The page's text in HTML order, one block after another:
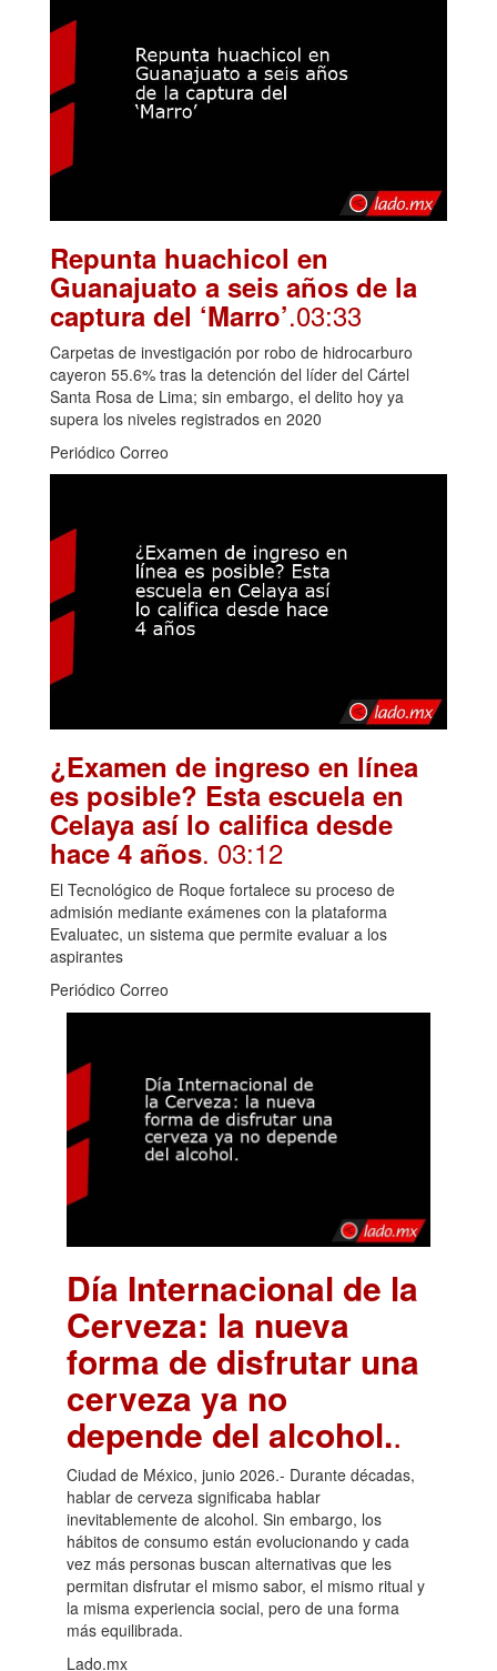
Repunta huachicol en
Guanajuato a seis años de la
captura del ‘Marro’.03:33
Carpetas de investigación por robo de hidrocarburo
cayeron 55.6% tras la detención del líder del Cártel
Santa Rosa de Lima; sin embargo, el delito hoy ya
supera los niveles registrados en 2020
Periódico Correo
¿Examen de ingreso en línea
es posible? Esta escuela en
Celaya así lo califica desde
hace 4 años. 03:12
El Tecnológico de Roque fortalece su proceso de
admisión mediante exámenes con la plataforma
Evaluatec, un sistema que permite evaluar a los
aspirantes
Periódico Correo
Día Internacional de la
Cerveza: la nueva
forma de disfrutar una
cerveza ya no
depende del alcohol..
Ciudad de México, junio 2026.- Durante décadas,
hablar de cerveza significaba hablar
inevitablemente de alcohol. Sin embargo, los
hábitos de consumo están evolucionando y cada
vez más personas buscan alternativas que les
permitan disfrutar el mismo sabor, el mismo ritual y
la misma experiencia social, pero de una forma
más equilibrada.
Lado.mx